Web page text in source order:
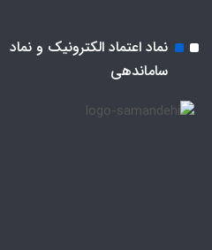
نماد اعتماد الکترونیک و نماد
ساماندهی